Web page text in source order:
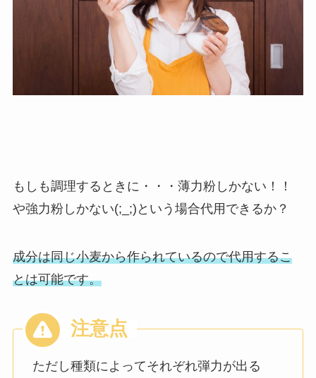
もしも調理するときに・・・薄力粉しかない！！
や強力粉しかない(;_;)という場合代用できるか？
成分は同じ小麦から作られているので代用するこ
とは可能です。
ただし種類によってそれぞれ弾力が出る